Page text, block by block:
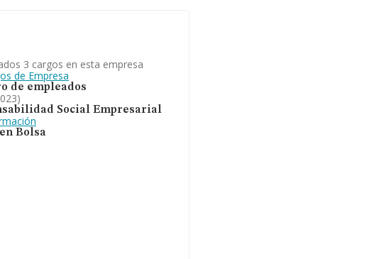
3 cargos en esta empresa
de Empresa
de empleados
Social Empresarial
Bolsa